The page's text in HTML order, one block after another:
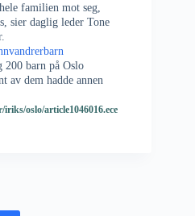
familien mot seg,
sier daglig leder Tone
barn på Oslo
av dem hadde annen
oslo/article1046016.ece